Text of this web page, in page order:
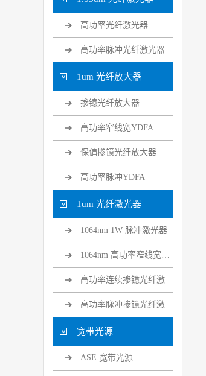
高功率光纤激光器
高功率脉冲光纤激光器
1um 光纤放大器
掺镱光纤放大器
高功率窄线宽YDFA
保偏掺镱光纤放大器
高功率脉冲YDFA
1um 光纤激光器
1064nm 1W 脉冲激光器
1064nm 高功率窄线宽光纤激光器
高功率连续掺镱光纤激光器
高功率脉冲掺镱光纤激光器
宽带光源
ASE 宽带光源